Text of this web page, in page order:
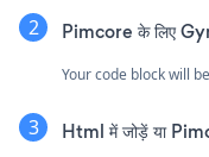
Pimcore के लिए
Your code block will
Html में जोड़ें या